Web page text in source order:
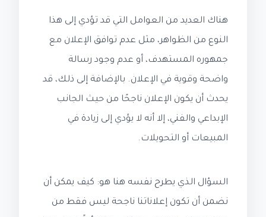
هناك العديد من العوامل التي قد تؤدي إلى هذا
النوع من الظواهر، مثل عدم توافق الإعلان مع
جمهوره المستهدف، أو عدم وجود رسالة
واضحة وقوية في الإعلان. بالإضافة إلى ذلك، قد
يحدث أن يكون الإعلان ناجحًا من حيث الجانب
الإبداعي والفني، إلا أنه لا يؤدي إلى زيادة في
المبيعات أو التحويلات.
السؤال الذي يطرح نفسه هنا هو: كيف يمكن أن
نضمن أن تكون إعلاناتنا ناجحة ليس فقط من